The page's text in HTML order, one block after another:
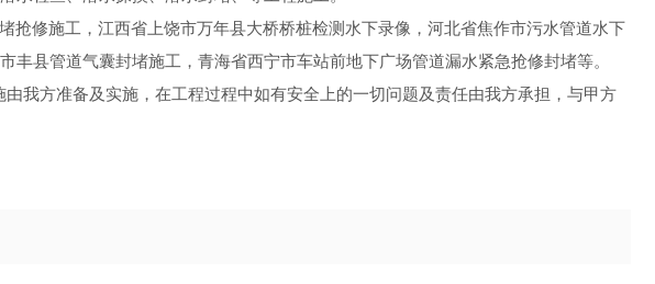
施工，江西省上饶市万年县大桥桥桩检测水下录像，河北省焦作市污水管道水下
县管道气囊封堵施工，青海省西宁市车站前地下广场管道漏水紧急抢修封堵等。
方准备及实施，在工程过程中如有安全上的一切问题及责任由我方承担，与甲方